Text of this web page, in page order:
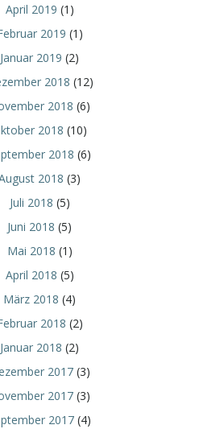
April 2019 (1)
2019 (1)
Januar 2019 (2)
2018 (12)
2018 (6)
2018 (10)
2018 (6)
2018 (3)
Juli 2018 (5)
Juni 2018 (5)
Mai 2018 (1)
April 2018 (5)
März 2018 (4)
2018 (2)
Januar 2018 (2)
2017(3)
2017 (3)
2017 (4)